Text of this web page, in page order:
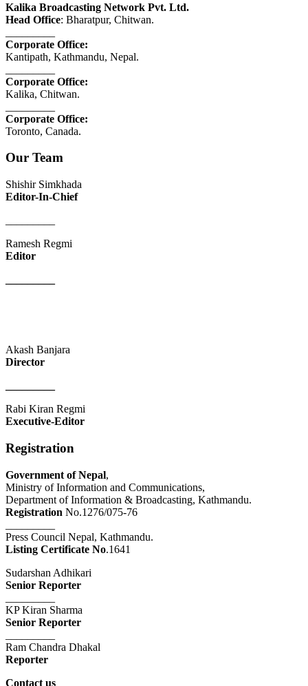
Kalika Broadcasting Network Pvt. Ltd.
Head Office: Bharatpur, Chitwan.
Corporate Office:
Kantipath, Kathmandu, Nepal.
Corporate Office:
Kalika, Chitwan.
Corporate Office:
Toronto, Canada.
Our Team
Shishir Simkhada
Editor-In-Chief
Ramesh Regmi
Editor
Akash Banjara
Director
Rabi Kiran Regmi
Executive-Editor
Registration
Government of Nepal,
Ministry of Information and Communications,
Department of Information & Broadcasting, Kathmandu.
Registration No.1276/075-76
Press Council Nepal, Kathmandu.
Listing Certificate No.1641
Sudarshan Adhikari
Senior Reporter
KP Kiran Sharma
Senior Reporter
Ram Chandra Dhakal
Reporter
Contact us